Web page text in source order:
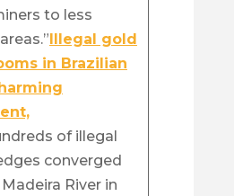
to less
Illegal gold
in Brazilian
of illegal
converged
Madeira River in